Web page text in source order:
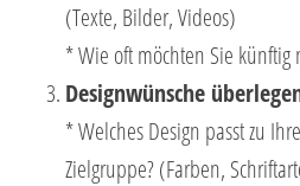
(Texte, Bilder, Videos)
* Wie oft möchten Sie
Designwünsche
* Welches Design passt zu
Zielgruppe? (Farben,